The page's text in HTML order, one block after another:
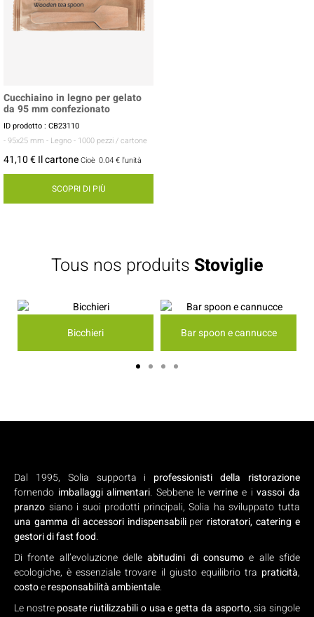
Cucchiaino in legno per gelato
da 95 mm confezionato
ID prodotto : CB23110
- 95x25 mm - Legno- 1000 pezzi / cartone
41,10 € Il cartoneCioè 0.04 € l'unità
SCOPRI DI PIÙ
Tous nos produits Stoviglie
Bicchieri Bar spoon e cannucce
Dal 1995, Solia supporta i professionisti della ristorazione
fornendo imballaggi alimentari. Sebbene leverrine e ivassoi da
pranzo siano i suoi prodotti principali, Solia ha sviluppato tutta
una gamma di accessori indispensabiliper ristoratori, catering e
gestori di fast food.
Di fronte all’evoluzione delleabitudini di consumo e alle sfide
ecologiche, è essenziale trovare il giusto equilibrio tra praticità,
costoeresponsabilità ambientale.
Le nostreposate riutilizzabili o usa e getta da asporto, sia singole